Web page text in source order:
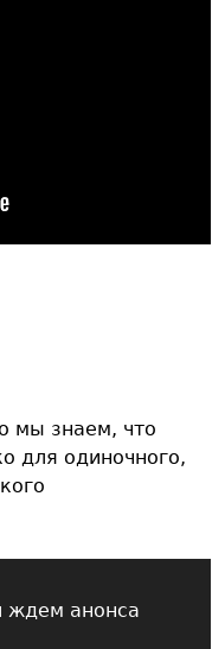
мы знаем, что
для одиночного,
ждем анонса